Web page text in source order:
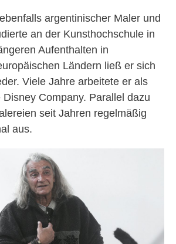
argentinischer Maler und
an der Kunsthochschule in
Aufenthalten in
Ländern ließ er sich
Viele Jahre arbeitete er als
Company. Parallel dazu
seit Jahren regelmäßig
aus.